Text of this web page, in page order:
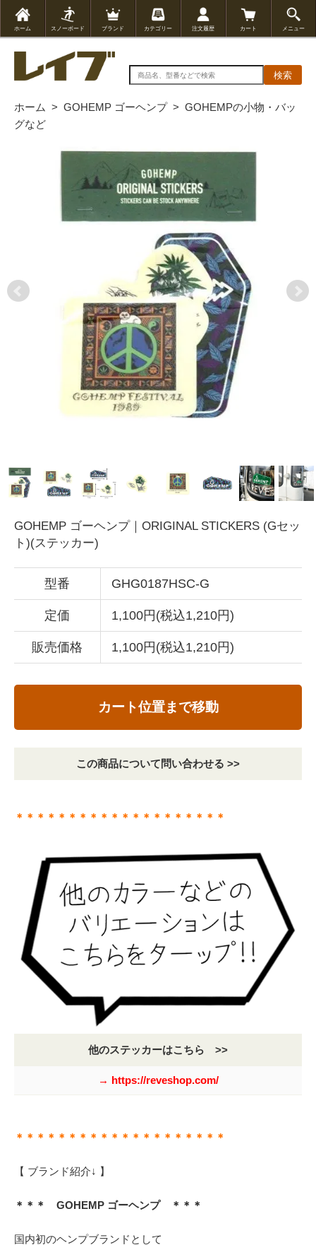
ホーム スノーボード ブランド カテゴリー 注文履歴 カート メニュー
検索
ホーム > GOHEMP ゴーヘンプ> GOHEMPの小物・バッ
グなど
GOHEMP ゴーヘンプ｜ORIGINAL STICKERS (Gセッ
ト)(ステッカー)
型番 GHG0187HSC-G
定価 1,100円(税込1,210円)
販売価格 1,100円(税込1,210円)
カート位置まで移動
この商品について問い合わせる >>
＊＊＊＊＊＊＊＊＊＊＊＊＊＊＊＊＊＊＊＊
他のステッカーはこちら >>
→ https://reveshop.com/
＊＊＊＊＊＊＊＊＊＊＊＊＊＊＊＊＊＊＊＊
【 ブランド紹介↓ 】
＊＊＊ GOHEMP ゴーヘンプ ＊＊＊
国内初のヘンプブランドとして